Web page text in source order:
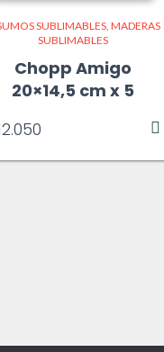
SUBLIMABLES MADERAS
SUBLIMABLES
Chopp Amigo
20×14,5 cm x 5